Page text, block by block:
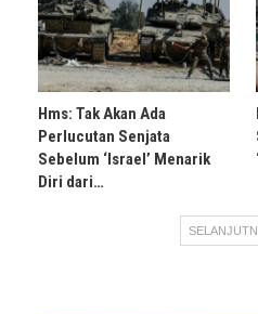
Hms: Tak Akan Ada
Perlucutan Senjata
Sebelum ‘Israel’ Menarik
Diri dari…